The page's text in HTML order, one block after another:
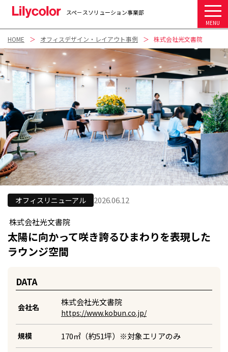
MENU
スペ－スソリューション事業部
HOME オフィスデザイン・レイアウト事例 株式会社光文書院
オフィスリニューアル 2026.06.12
株式会社光文書院
太陽に向かって咲き誇るひまわりを表現した
ラウンジ空間
DATA
会社名 株式会社光文書院
https://www.kobun.co.jp/
規模 170㎡（約51坪）※対象エリアのみ